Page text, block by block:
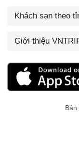
Khách sạn theo
Giới thiệu